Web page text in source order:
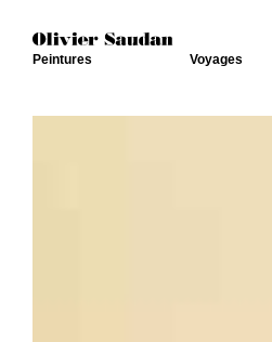
Peintures Voyages